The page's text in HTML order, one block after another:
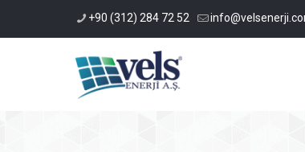
+90 (312) 284 72 52